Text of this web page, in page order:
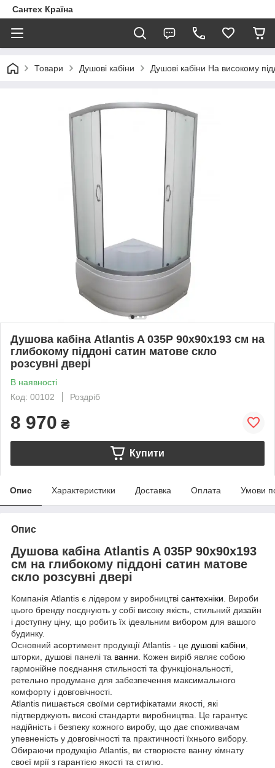
Сантех Країна
Товари Душові кабіни Душові кабіни На високому
Душова кабіна Atlantis A 035P 90х90х193 см на
глибокому піддоні сатин матове скло
розсувні двері
В наявності
Код: 00102
Роздріб
8 970 ₴
Купити
Опис Характеристики Доставка Оплата Умови
Опис
Душова кабіна Atlantis A 035P 90х90х193
см на глибокому піддоні сатин матове
скло розсувні двері
Компанія Atlantis є лідером у виробництві сантехніки. Вироби
цього бренду поєднують у собі високу якість, стильний дизайн
і доступну ціну, що робить їх ідеальним вибором для вашого
будинку.
Основний асортимент продукції Atlantis - це душові кабіни,
шторки, душові панелі та ванни. Кожен виріб являє собою
гармонійне поєднання стильності та функціональності,
ретельно продумане для забезпечення максимального
комфорту і довговічності.
Atlantis пишається своїми сертифікатами якості, які
підтверджують високі стандарти виробництва. Це гарантує
надійність і безпеку кожного виробу, що дає споживачам
упевненість у довговічності та практичності їхнього вибору.
Обираючи продукцію Atlantis, ви створюєте ванну кімнату
своєї мрії з гарантією якості та стилю.